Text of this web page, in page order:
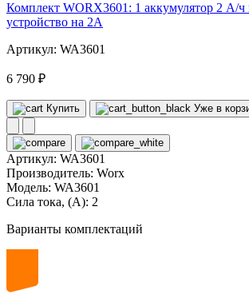
Комплект WORX3601: 1 аккумулятор 2 А/ч
устройство на 2А
Артикул: WA3601
6 790 ₽
Купить Уже в
Артикул: WA3601
Производитель: Worx
Модель: WA3601
Сила тока, (А): 2
Варианты комплектаций